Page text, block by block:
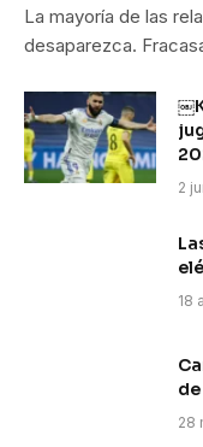
La mayoría de las
desaparezca.
2
18
28